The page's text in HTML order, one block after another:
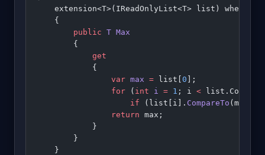
extension<T>(IReadOnlyList<T> list) where T
    {
        public
T Max
        {
            get
            {
                var
max = list[ 0 ];
                for
( int i = 1 ; i < list.Count;
                    if
(list[i]. CompareTo (max)
                return
max;
            }
        }
    }